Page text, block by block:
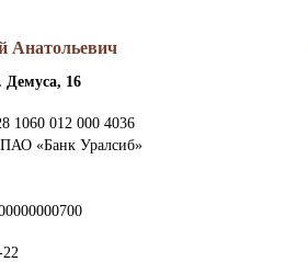
Анатольевич
Демуса, 16
1060 012 000 4036
«Банк Уралсиб»
22